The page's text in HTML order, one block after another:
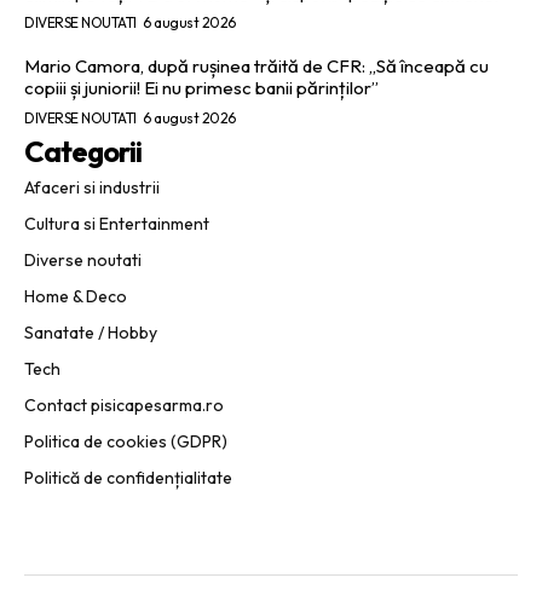
DIVERSE NOUTATI 6 august 2026
Mario Camora, după rușinea trăită de CFR: „Să înceapă cu
copiii și juniorii! Ei nu primesc banii părinților”
DIVERSE NOUTATI 6 august 2026
Categorii
Afaceri si industrii
Cultura si Entertainment
Diverse noutati
Home & Deco
Sanatate / Hobby
Tech
Contact pisicapesarma.ro
Politica de cookies (GDPR)
Politică de confidențialitate